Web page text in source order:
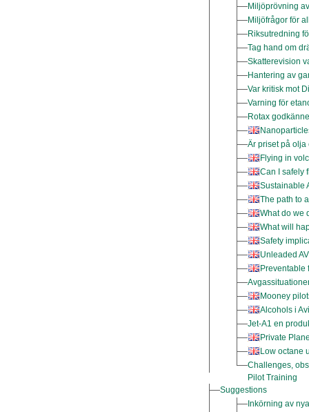
Miljöprövning
Miljöfrågor för
Riksutredning
Tag hand om
Skatterevision
Hantering av
Var kritisk mot
Varning för
Rotax
Är priset på
Flying in
Can I safely
Sustainable
The path to
What do we
What will
Safety
Unleaded
Preventable
Mooney
Alcohols i
Jet-A1 en
Private
Low octane
Challenges,
Pilot Training
Suggestions
Inkörning av